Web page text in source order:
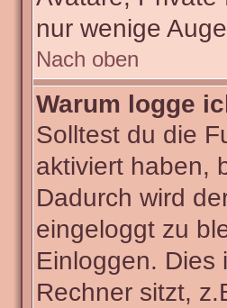
nur wenige
Nach oben
Warum logge
Solltest du die
aktiviert haben,
Dadurch wird
eingeloggt zu
Einloggen. Dies
Rechner sitzt,